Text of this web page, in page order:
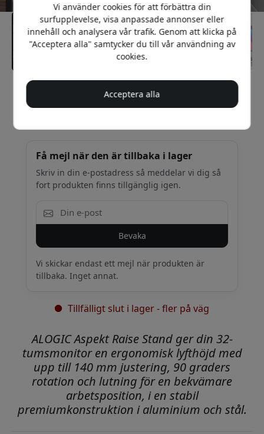
Rekommenderat pris
699 SEK
Få mejl när den är tillbaka i lager
Skriv in din e-postadress så meddelar vi dig så
fort produkten finns tillgänglig igen.
Bevaka
Vi skickar endast ett mejl när produkten är
tillbaka. Inget annat.
Tillfälligt slut i lager - fler på väg
ALOGIC Aspekt Raise Stand ger din 32-
tumsmonitor en ergonomisk lyfthöjd med
upp till 140 mm justering, 90 graders
rotation och lutning för en bekvämare
arbetsposition, i en stabil
premiumkonstruktion i aluminium och stål.
Vi använder cookies för att förbättra din
surfupplevelse, visa anpassade annonser eller
innehåll och analysera vår trafik. Genom att klicka på
"Acceptera alla" samtycker du till vår användning av
cookies.
Acceptera alla